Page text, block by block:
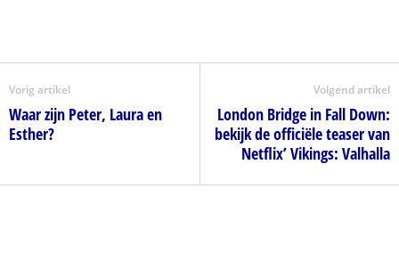
Vorig artikel
Waar zijn Peter, Laura en
Esther?
Volgend artikel
London Bridge in Fall Down:
bekijk de officiële teaser van
Netflix’ Vikings: Valhalla